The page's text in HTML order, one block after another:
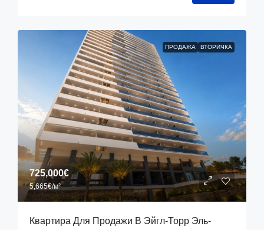
ПРОДАЖА ВТОРИЧКА
725,000€
5,665€/м²
Квартира Для Продажи В Эйгл-Торр Эль-